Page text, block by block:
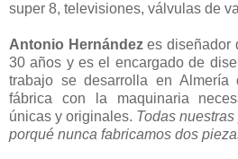
super 8, televisiones, válvulas de
Antonio Hernándezes diseñador
30 años y es el encargado de
trabajo se desarrolla en Almería
fábrica con la maquinaria
únicas y originales. Todas
porqué nunca fabricamos dos